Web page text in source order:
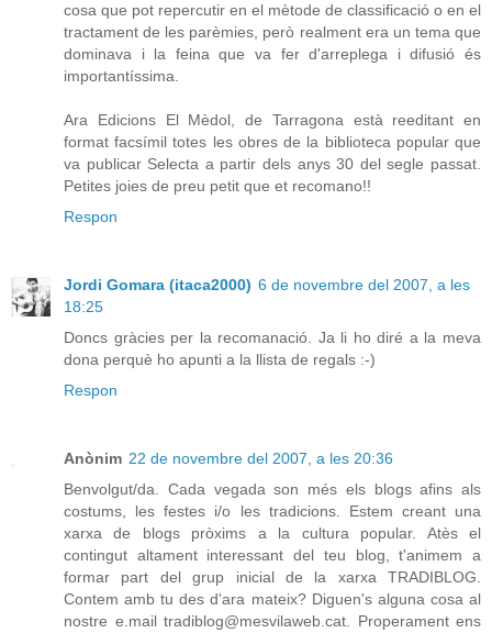
cosa que pot repercutir en el mètode de classificació o en el
tractament de les parèmies, però realment era un tema que
dominava i la feina que va fer d'arreplega i difusió és
importantíssima.
Ara Edicions El Mèdol, de Tarragona està reeditant en
format facsímil totes les obres de la biblioteca popular que
va publicar Selecta a partir dels anys 30 del segle passat.
Petites joies de preu petit que et recomano!!
Respon
Jordi Gomara (itaca2000) 6 de novembre del 2007, a les
18:25
Doncs gràcies per la recomanació. Ja li ho diré a la meva
dona perquè ho apunti a la llista de regals :-)
Respon
Anònim 22 de novembre del 2007, a les 20:36
Benvolgut/da. Cada vegada son més els blogs afins als
costums, les festes i/o les tradicions. Estem creant una
xarxa de blogs pròxims a la cultura popular. Atès el
contingut altament interessant del teu blog, t'animem a
formar part del grup inicial de la xarxa TRADIBLOG.
Contem amb tu des d'ara mateix? Diguen's alguna cosa al
nostre e.mail tradiblog@mesvilaweb.cat. Properament ens